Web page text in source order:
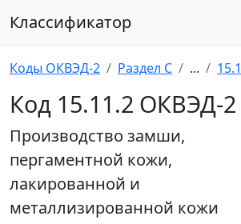
Классификатор
Коды ОКВЭД-2 Раздел C ...
Код 15.11.2 ОКВЭД-2
Производство замши,
пергаментной кожи,
лакированной и
металлизированной кожи